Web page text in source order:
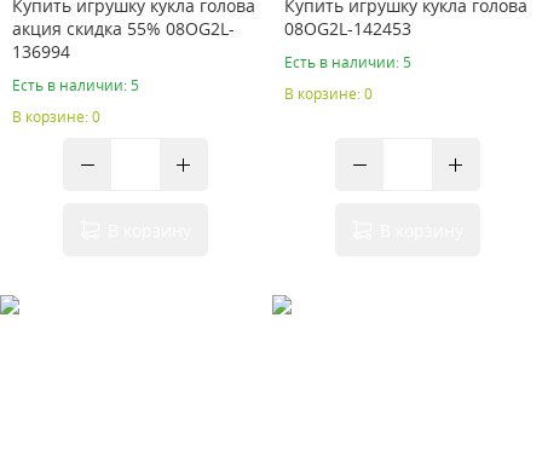
Купить игрушку кукла голова
акция скидка 55% 08OG2L-
136994
Есть в наличии: 5
В корзине: 0
Купить игрушку кукла голова
08OG2L-142453
Есть в наличии: 5
В корзине: 0